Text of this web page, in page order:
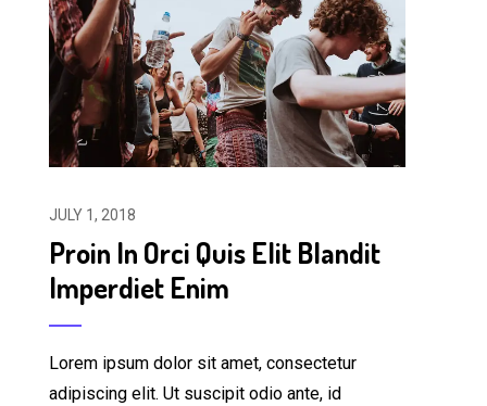
JULY 1, 2018
Proin In Orci Quis Elit Blandit
Imperdiet Enim
Lorem ipsum dolor sit amet, consectetur
adipiscing elit. Ut suscipit odio ante, id